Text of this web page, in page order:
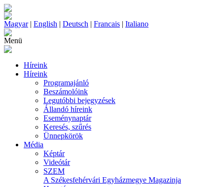
Magyar| English | Deutsch | Francais | Italiano
Menü
Híreink
Híreink
Programajánló
Beszámolóink
Legutóbbi bejegyzések
Állandó híreink
Eseménynaptár
Keresés, szűrés
Ünnepkörök
Média
Képtár
Videótár
SZEM
A Székesfehérvári Egyházmegye Magazinja